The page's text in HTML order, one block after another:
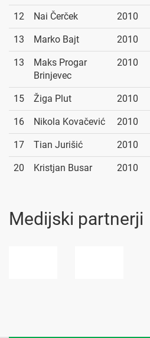
12 Nai Čerček 2010
13 Marko Bajt 2010
13
Maks Progar
Brinjevec
2010
15 Žiga Plut 2010
16 Nikola Kovačević 2010
17 Tian Jurišić 2010
20 Kristjan Busar 2010
Medijski partnerji